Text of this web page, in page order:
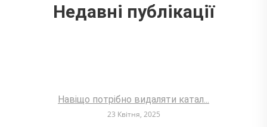
Недавні публікації
Навіщо потрібно видаляти катал...
23 Квітня, 2025